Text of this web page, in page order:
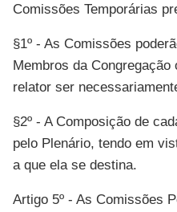
Comissões Temporárias
§1º - As Comissões
Membros da
relator ser
§2º - A Composição de
pelo Plenário, tendo em
a que ela se destina.
Artigo 5º - As Comissões